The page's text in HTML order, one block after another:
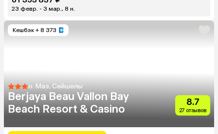
23 февр. - 3 мар., 8 н.
Кешбэк + 8 373
о. Маэ, Сейшелы
Berjaya Beau Vallon Bay
Beach Resort & Casino
8.7
27 отзывов